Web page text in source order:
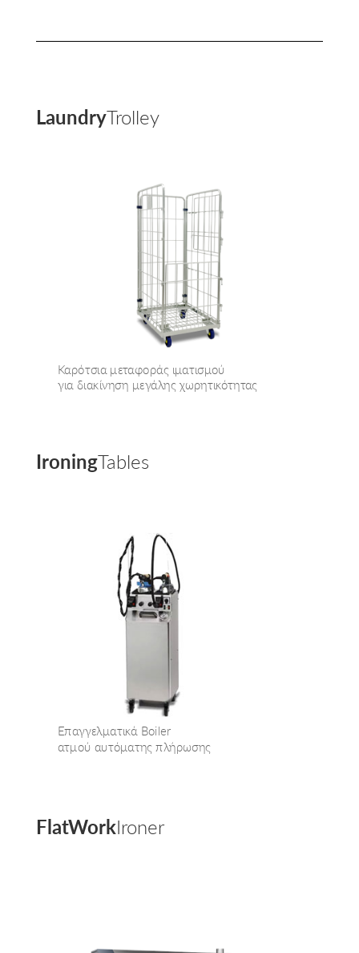
LaundryTrolley
Καρότσια μεταφοράς ιματισμού
για διακίνηση μεγάλης χωρητικότητας
IroningTables
Επαγγελματικά Boiler
ατμού αυτόματης πλήρωσης
FlatWorkIroner